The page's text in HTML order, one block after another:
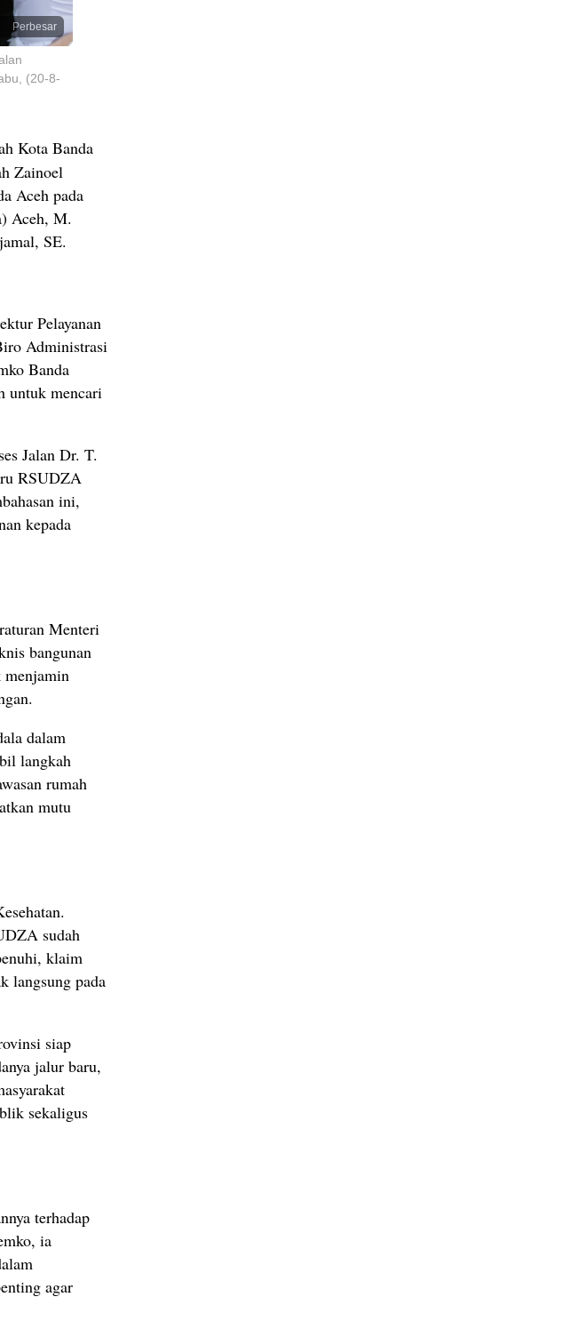
Perbesar
(20-8-
Kota Banda
Zainoel
Aceh pada
Aceh, M.
SE.
Pelayanan
Administrasi
Banda
untuk mencari
Jalan Dr. T.
RSUDZA
ini,
kepada
Menteri
bangunan
menjamin
dalam
langkah
rumah
mutu
sudah
klaim
langsung pada
siap
jalur baru,
sekaligus
terhadap
ia
agar